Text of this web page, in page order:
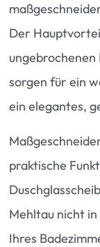
Der
sorgen für ein
ein elegantes,
praktische
Mehltau nicht
Ihres